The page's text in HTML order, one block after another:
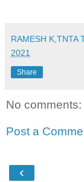
RAMESH K,TNTA
2021
Share
No comments:
Post a
‹